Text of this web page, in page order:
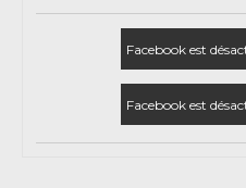
Facebook est
Facebook est